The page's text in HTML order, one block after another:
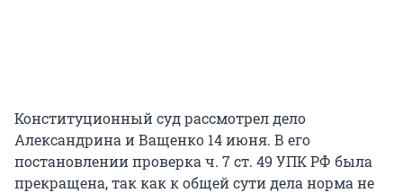
Конституционный суд рассмотрел дело
Александрина и Ващенко 14 июня. В его
постановлении проверка ч. 7 ст. 49 УПК РФ была
прекращена, так как к общей сути дела норма не